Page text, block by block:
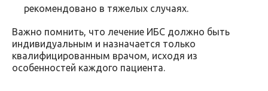
рекомендовано в тяжелых случаях.
Важно помнить, что лечение ИБС должно быть
индивидуальным и назначается только
квалифицированным врачом, исходя из
особенностей каждого пациента.